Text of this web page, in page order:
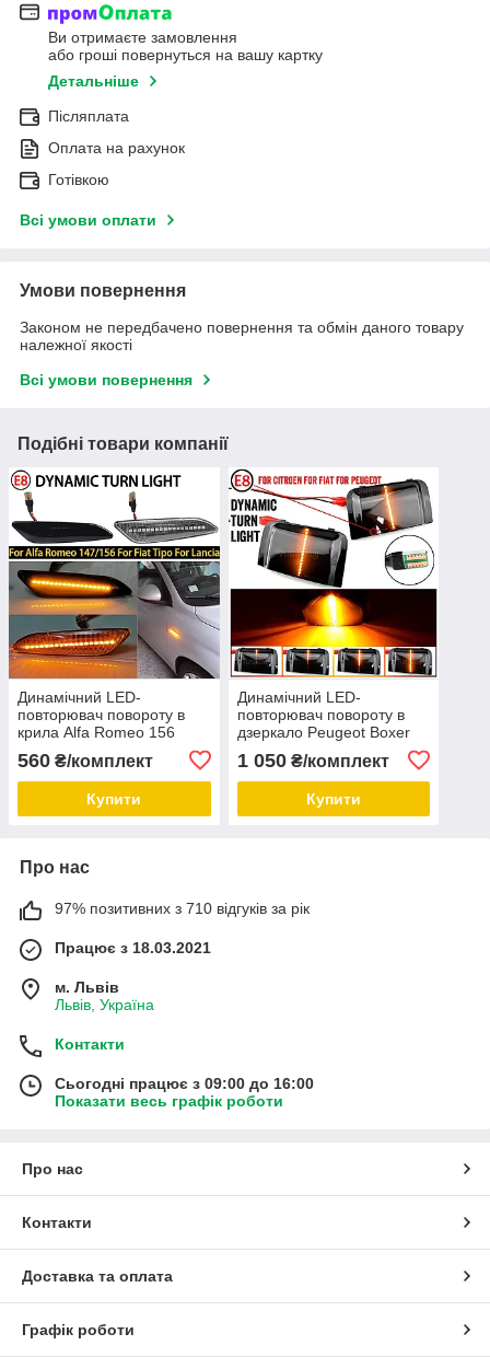
Ви отримаєте замовлення
або гроші повернуться на вашу картку
Детальніше
Післяплата
Оплата на рахунок
Готівкою
Всі умови оплати
Умови повернення
Законом не передбачено повернення та обмін даного товару
належної якості
Всі умови повернення
Подібні товари компанії
Динамічний LED-
повторювач повороту в
крила Alfa Romeo 156
147/Fiat Tipo/Lancia Delta
покажчик повороту
560 ₴/комплект
Купити
Динамічний LED-
повторювач повороту в
дзеркало Peugeot Boxer
(06-18), Fiat Ducato (06-
18), Citroen Jumper
1 050₴/комплект
Купити
Про нас
97% позитивних з 710 відгуків за рік
Працює з 18.03.2021
м. Львів
Львів, Україна
Контакти
Сьогодні працює з 09:00 до 16:00
Показати весь графік роботи
Про нас
Контакти
Доставка та оплата
Графік роботи